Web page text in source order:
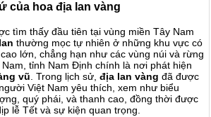
của hoa địa lan vàng
tìm thấy đầu tiên tại vùng miền Tây Nam
thường mọc tự nhiên ở những khu vực có
lớn, chẳng hạn như các vùng núi và rừng
Nam, tỉnh Nam Định chính là nơi phát hiện
vũ Trong lịch sử, địa lan vàng đã được
Việt Nam yêu thích, xem như biểu
quý phái, và thanh cao, đồng thời được
lễ Tết và sự kiện quan trọng.